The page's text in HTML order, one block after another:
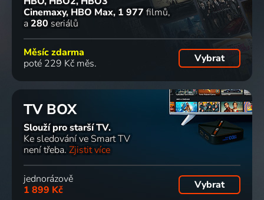
Cinemaxy, HBO Max 1 977 filmů
a 280 seriálů
Měsíc zdarma
poté 229 Kč měs.
Vybrat
TV BOX
Slouží pro starší TV.
Ke sledování ve Smart TV
není třeba. Zjistit více
jednorázově
1 899 Kč
Vybrat